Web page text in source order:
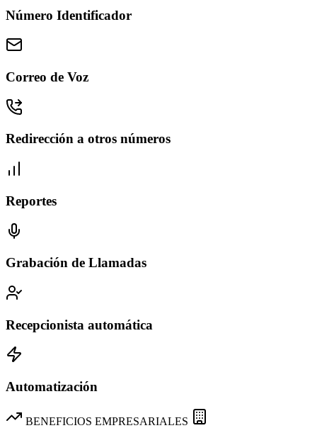
Número Identificador
Correo de Voz
Redirección a otros números
Reportes
Grabación de Llamadas
Recepcionista automática
Automatización
BENEFICIOS EMPRESARIALES